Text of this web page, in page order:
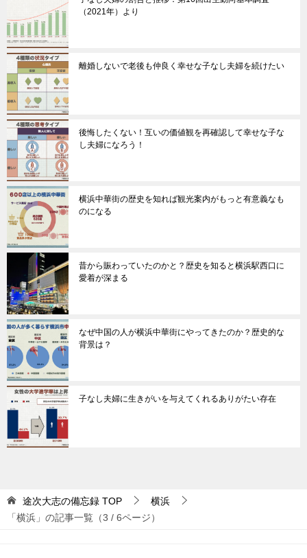
（2021年）より
離婚しないで老後も仲良く幸せな子なし夫婦を続けたい
後悔したくない！互いの価値観を再確認して幸せな子な
し夫婦になろう！
横浜中華街の歴史を知れば観光案内がもっと有意義なも
のになる
昔から賑わっていたのかと？歴史を知ると横浜駅西口に
愛着が深まる
なぜ中国の人が横浜中華街にやってきたのか？歴史的な
背景は？
子なし夫婦に生きがいを与えてくれるありがたい存在
途次大志の備忘録 TOP
横浜
「横浜」の記事一覧（3 / 6ページ）